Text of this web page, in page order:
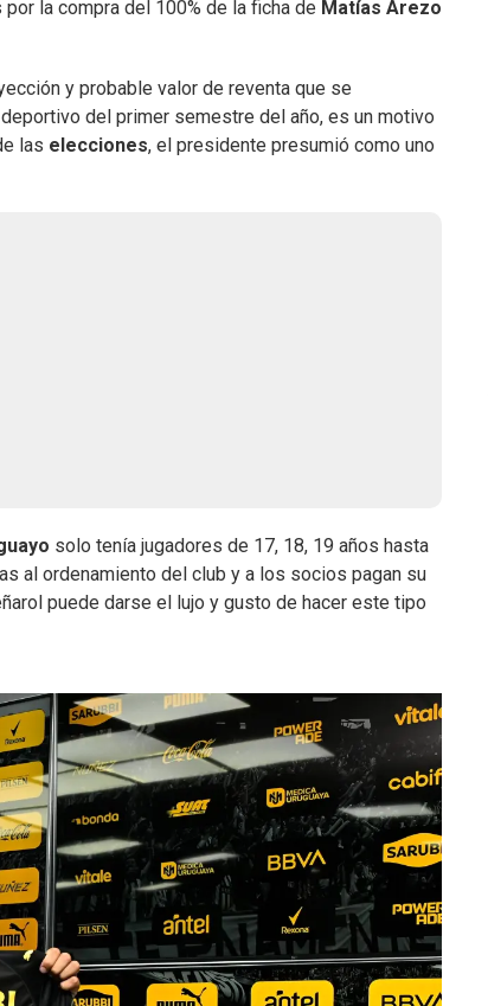
la compra del 100% de la ficha de Matías Arezo
y probable valor de reventa que se
del primer semestre del año, es un motivo
las elecciones, el presidente presumió como uno
solo tenía jugadores de 17, 18, 19 años hasta
al ordenamiento del club y a los socios pagan su
puede darse el lujo y gusto de hacer este tipo